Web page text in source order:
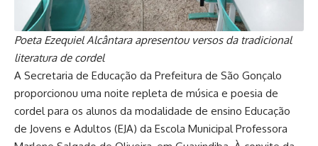
Poeta Ezequiel Alcântara apresentou versos da tradicional
literatura de cordel
A Secretaria de Educação da Prefeitura de São Gonçalo
proporcionou uma noite repleta de música e poesia de
cordel para os alunos da modalidade de ensino Educação
de Jovens e Adultos (EJA) da Escola Municipal Professora